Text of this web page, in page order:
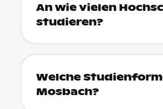
An wie vielen
studieren?
Welche
Mosbach?